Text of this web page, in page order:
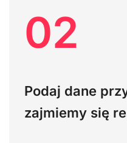
02
Podaj dane
zajmiemy się